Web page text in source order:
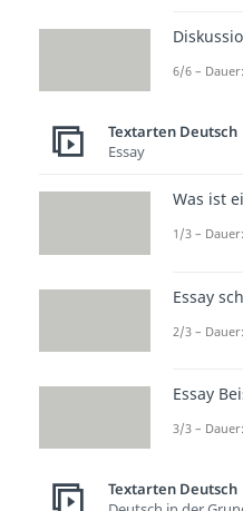
bei
mit
6/6 –
Textarten Deutsch
Essay
Was ist
1/3 –
Essay
2/3 –
Essay
3/3 –
Textarten Deutsch